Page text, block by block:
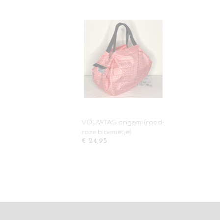
VOUWTAS origami (rood-
roze bloemetje)
€ 24,95